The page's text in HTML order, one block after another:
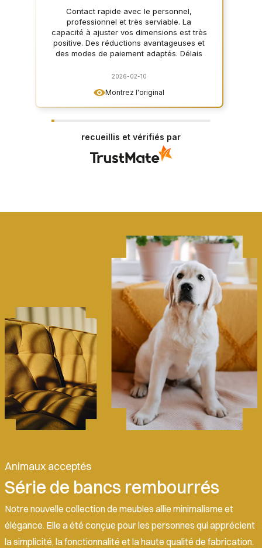
Montrez l'original
Contact rapide avec le personnel,
professionnel et très serviable. La
capacité à ajuster vos dimensions est très
positive. Des réductions avantageuses et
des modes de paiement adaptés. Délais
bonne qualité produit, design moderne. Je
2026-02-10
recueillis et vérifiés par
Animaux acceptés
Série de bancs rembourrés
Notre nouvelle collection de meubles allie minimalisme et
élégance. Elle a été conçue pour les personnes qui apprécient
la simplicité, la fonctionnalité et la haute qualité de fabrication.